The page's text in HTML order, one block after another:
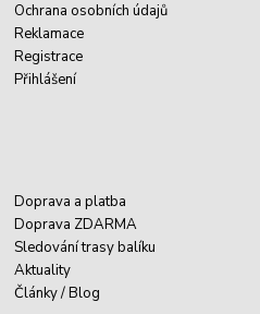
Ochrana osobních údajů
Reklamace
Registrace
Přihlášení
Doprava a platba
Doprava ZDARMA
Sledování trasy balíku
Aktuality
Články / Blog